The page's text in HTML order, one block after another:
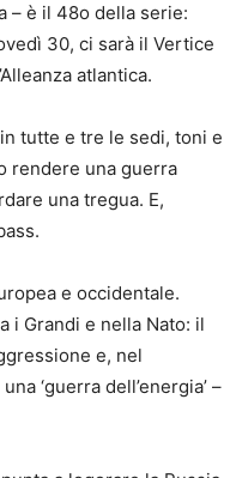
– è il 48o della serie:
30, ci sarà il Vertice
atlantica.
tutte e tre le sedi, toni e
rendere una guerra
una tregua. E,
e occidentale.
i Grandi e nella Nato: il
e, nel
‘guerra dell’energia’ –